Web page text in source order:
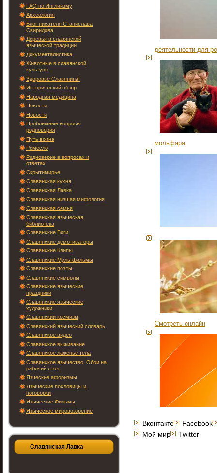
FAQ по Инглиизму
Археология
Блог писателя Станислава
Свиридова
Деревья в славянской
языческой традиции
Документалистика
Животные в славянской
культуре
Здоровье Славянина!
Исторический обзор
Народная медицина
Новости
Новости
Проблемные вопросы
родноверия
Путь воина
Ремесло
Родноверие в вопросах и
ответах
Скрытимирье
Славянская кухня
Славянская Лавка
Славянская низшая мифология
Славянская семья
Славянская языческая
библиотека
Славянские Боги
Славянские демотиваторы
Славянские Клипы
Славянские Мультфильмы
Славянские поэты
Славянские символы
Славянские языческие
праздники
Славянские языческие
художники
Славянский космизм
Славянский языческий словарь
Славянское видео
Славянское выживание
Славянское лаженье тела
Славянское язычество. Обои на
рабочий стол
Язческие афоризмы
Языческие пословицы и
поговорки
Языческие Фильмы
Языческое мировоззрение
Славянская Лавка
деятельности для
мольфара
Смотреть онлайн
Вконтакте
Facebook
Мой мир
Twitter